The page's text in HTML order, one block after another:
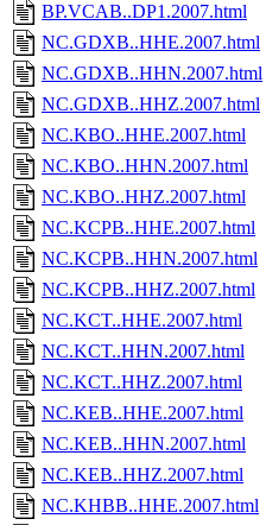
BP.VCAB..DP1.2007.html
NC.GDXB..HHE.2007.html
NC.GDXB..HHN.2007.html
NC.GDXB..HHZ.2007.html
NC.KBO..HHE.2007.html
NC.KBO..HHN.2007.html
NC.KBO..HHZ.2007.html
NC.KCPB..HHE.2007.html
NC.KCPB..HHN.2007.html
NC.KCPB..HHZ.2007.html
NC.KCT..HHE.2007.html
NC.KCT..HHN.2007.html
NC.KCT..HHZ.2007.html
NC.KEB..HHE.2007.html
NC.KEB..HHN.2007.html
NC.KEB..HHZ.2007.html
NC.KHBB..HHE.2007.html